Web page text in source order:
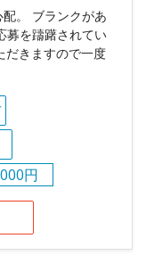
。 ブランクがあ
募を躊躇されてい
だきますので一度
円